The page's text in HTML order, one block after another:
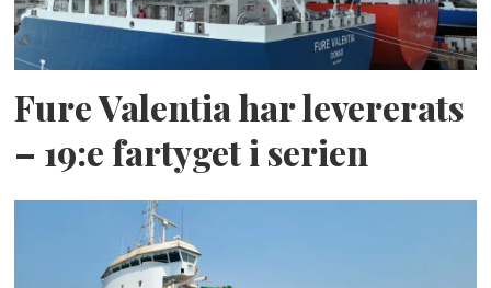
Fure Valentia har levererats
– 19:e fartyget i serien